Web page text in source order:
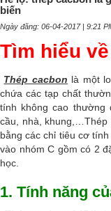
biến
Ngày đăng: 06-04-2017 | 9:21
Tìm hiểu
Thép cacbon là một
chứa các tạp chất
tính không cao thường
cầu, nhà, khung,…Thép
bằng các chỉ tiêu cơ
vào nhóm C gồm có 2
học.
1. Tính năng